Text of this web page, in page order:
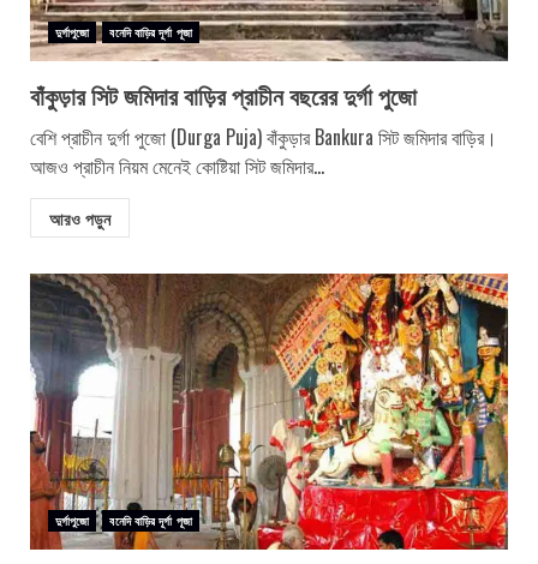
দুর্গাপুজো বনেদি বাড়ির দূর্গা পূজা
বাঁকুড়ার সিট জমিদার বাড়ির প্রাচীন বছরের দুর্গা পুজো
বেশি প্রাচীন দুর্গা পুজো (Durga Puja) বাঁকুড়ার Bankura সিট জমিদার বাড়ির।
আজও প্রাচীন নিয়ম মেনেই কোষ্টিয়া সিট জমিদার...
আরও পড়ুন
দুর্গাপুজো বনেদি বাড়ির দূর্গা পূজা